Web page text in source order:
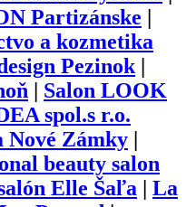
Partizánske
a kozmetika
Pezinok|
Salon LOOK
spol.s r.o.
Nové Zámky
beauty salon
Elle Šaľa
La